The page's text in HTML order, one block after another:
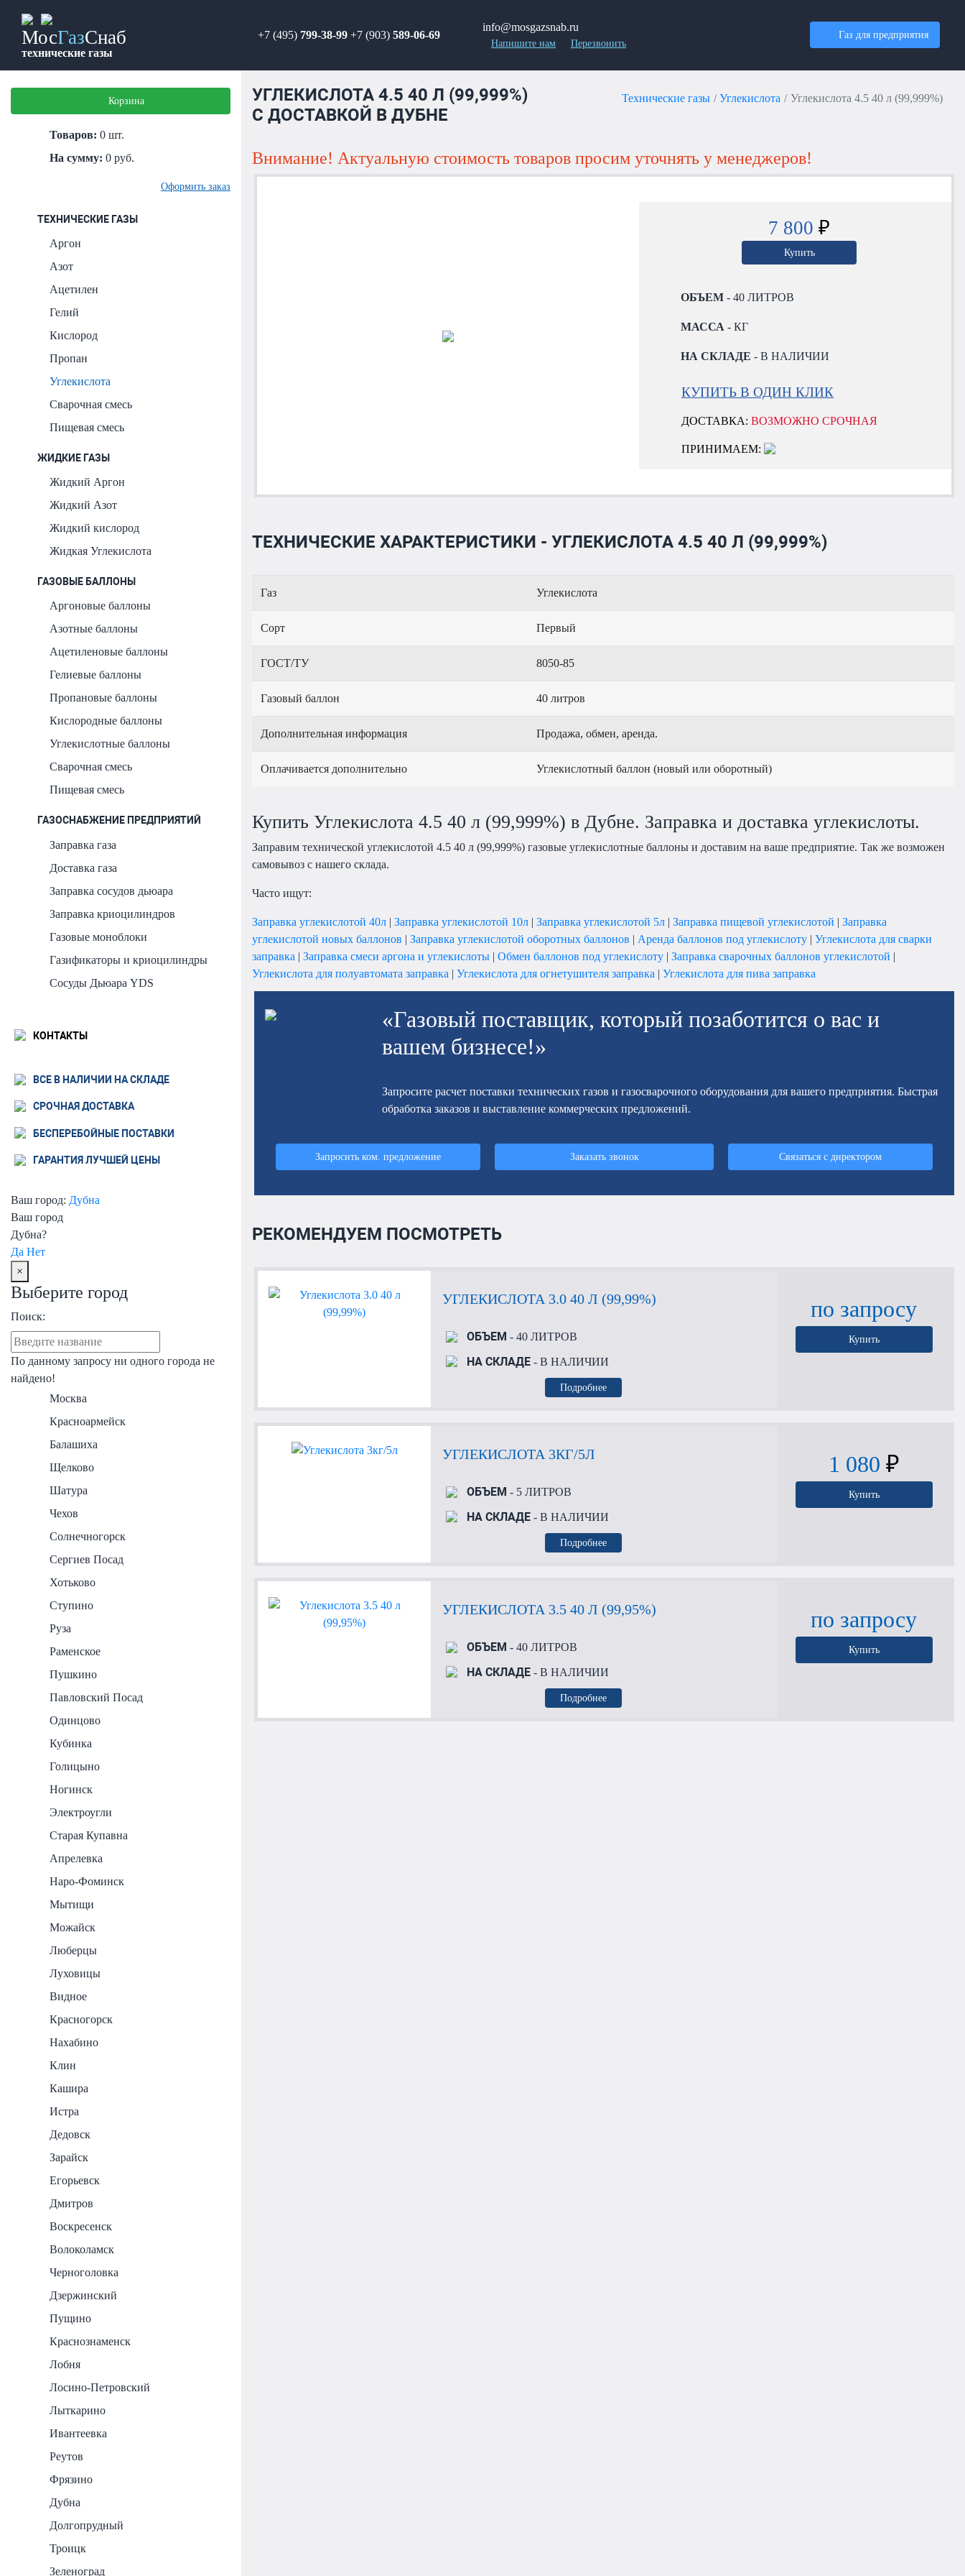
МосГазСнаб
технические газы
+7 (495) 799-38-99 +7 (903) 589-06-69
info@mosgazsnab.ru
Напишите нам Перезвонить
Газ для предприятия
Корзина
Товаров: 0 шт.
На сумму: 0 руб.
Оформить заказ
ТЕХНИЧЕСКИЕ ГАЗЫ
Аргон
Азот
Ацетилен
Гелий
Кислород
Пропан
Углекислота
Сварочная смесь
Пищевая смесь
ЖИДКИЕ ГАЗЫ
Жидкий Аргон
Жидкий Азот
Жидкий кислород
Жидкая Углекислота
ГАЗОВЫЕ БАЛЛОНЫ
Аргоновые баллоны
Азотные баллоны
Ацетиленовые баллоны
Гелиевые баллоны
Пропановые баллоны
Кислородные баллоны
Углекислотные баллоны
Сварочная смесь
Пищевая смесь
ГАЗОСНАБЖЕНИЕ ПРЕДПРИЯТИЙ
Заправка газа
Доставка газа
Заправка сосудов дьюара
Заправка криоцилиндров
Газовые моноблоки
Газификаторы и криоцилиндры
Сосуды Дьюара YDS
КОНТАКТЫ
ВСЕ В НАЛИЧИИ НА СКЛАДЕ
СРОЧНАЯ ДОСТАВКА
БЕСПЕРЕБОЙНЫЕ ПОСТАВКИ
ГАРАНТИЯ ЛУЧШЕЙ ЦЕНЫ
Ваш город: Дубна
Ваш город
Дубна?
Да Нет
×
Выберите город
Поиск:
По данному запросу ни одного города не
найдено!
Москва
Красноармейск
Балашиха
Щелково
Шатура
Чехов
Солнечногорск
Сергиев Посад
Хотьково
Ступино
Руза
Раменское
Пушкино
Павловский Посад
Одинцово
Кубинка
Голицыно
Ногинск
Электроугли
Старая Купавна
Апрелевка
Наро-Фоминск
Мытищи
Можайск
Люберцы
Луховицы
Видное
Красногорск
Нахабино
Клин
Кашира
Истра
Дедовск
Зарайск
Егорьевск
Дмитров
Воскресенск
Волоколамск
Черноголовка
Дзержинский
Пущино
Краснознаменск
Лобня
Лосино-Петровский
Лыткарино
Ивантеевка
Реутов
Фрязино
Дубна
Долгопрудный
Троицк
Зеленоград
УГЛЕКИСЛОТА 4.5 40 Л (99,999%)
С ДОСТАВКОЙ В ДУБНЕ
Технические газы Углекислота Углекислота 4.5 40 л (99,999%)
Внимание! Актуальную стоимость товаров просим уточнять у менеджеров!
7 800₽
Купить
ОБЪЕМ - 40 ЛИТРОВ
МАССА - КГ
НА СКЛАДЕ - В НАЛИЧИИ
КУПИТЬ В ОДИН КЛИК
ДОСТАВКА:ВОЗМОЖНО СРОЧНАЯ
ПРИНИМАЕМ:
ТЕХНИЧЕСКИЕ ХАРАКТЕРИСТИКИ - УГЛЕКИСЛОТА 4.5 40 Л (99,999%)
Газ Углекислота
Сорт Первый
ГОСТ/ТУ 8050-85
Газовый баллон 40 литров
Дополнительная информация Продажа, обмен, аренда.
Оплачивается дополнительно Углекислотный баллон (новый или оборотный)
Купить Углекислота 4.5 40 л (99,999%) в Дубне. Заправка и доставка углекислоты.
Заправим технической углекислотой 4.5 40 л (99,999%) газовые углекислотные баллоны и доставим на ваше предприятие. Так же возможен
самовывоз с нашего склада.
Часто ищут:
Заправка углекислотой 40л | Заправка углекислотой 10л | Заправка углекислотой 5л | Заправка пищевой углекислотой | Заправка
углекислотой новых баллонов | Заправка углекислотой оборотных баллонов | Аренда баллонов под углекислоту | Углекислота для сварки
заправка | Заправка смеси аргона и углекислоты | Обмен баллонов под углекислоту | Заправка сварочных баллонов углекислотой |
Углекислота для полуавтомата заправка | Углекислота для огнетушителя заправка | Углекислота для пива заправка
«Газовый поставщик, который позаботится о вас и
вашем бизнесе!»
Запросите расчет поставки технических газов и газосварочного оборудования для вашего предприятия. Быстрая
обработка заказов и выставление коммерческих предложений.
Запросить ком. предложение Заказать звонок Связаться с директором
РЕКОМЕНДУЕМ ПОСМОТРЕТЬ
УГЛЕКИСЛОТА 3.0 40 Л (99,99%)
ОБЪЕМ - 40 ЛИТРОВ
НА СКЛАДЕ- В НАЛИЧИИ
Подробнее
по запросу
Купить
УГЛЕКИСЛОТА 3КГ/5Л
ОБЪЕМ - 5 ЛИТРОВ
НА СКЛАДЕ- В НАЛИЧИИ
Подробнее
1 080 ₽
Купить
УГЛЕКИСЛОТА 3.5 40 Л (99,95%)
ОБЪЕМ - 40 ЛИТРОВ
НА СКЛАДЕ- В НАЛИЧИИ
Подробнее
по запросу
Купить